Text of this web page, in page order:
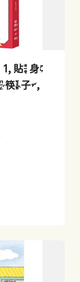
貼身
筷子,